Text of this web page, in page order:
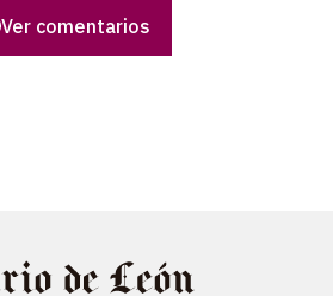
Ver comentarios